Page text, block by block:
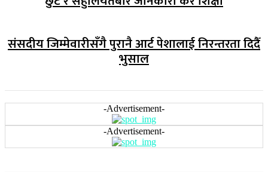
संसदीय जिम्मेवारीसँगै पुरानै आर्ट पेशालाई निरन्तरता दिदैँ
भुसाल
-Advertisement-
-Advertisement-